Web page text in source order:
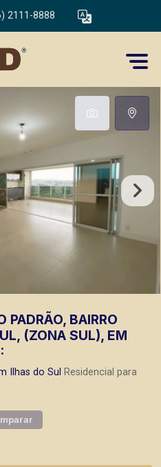
2111-8888
PADRÃO, BAIRRO
(ZONA SUL), EM
Ilhas do Sul Residencial para